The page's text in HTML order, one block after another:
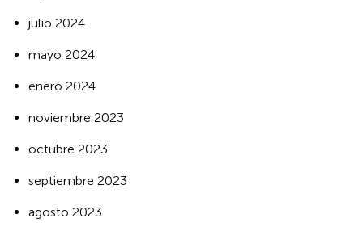
julio 2024
mayo 2024
enero 2024
noviembre 2023
octubre 2023
septiembre 2023
agosto 2023